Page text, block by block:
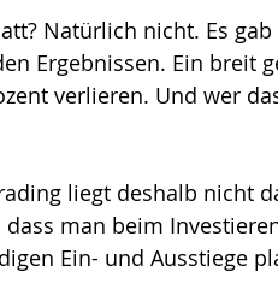
Natürlich nicht. Es
Ergebnissen. Ein breit
verlieren. Und wer
liegt deshalb nicht
man beim
Ein- und Ausstiege